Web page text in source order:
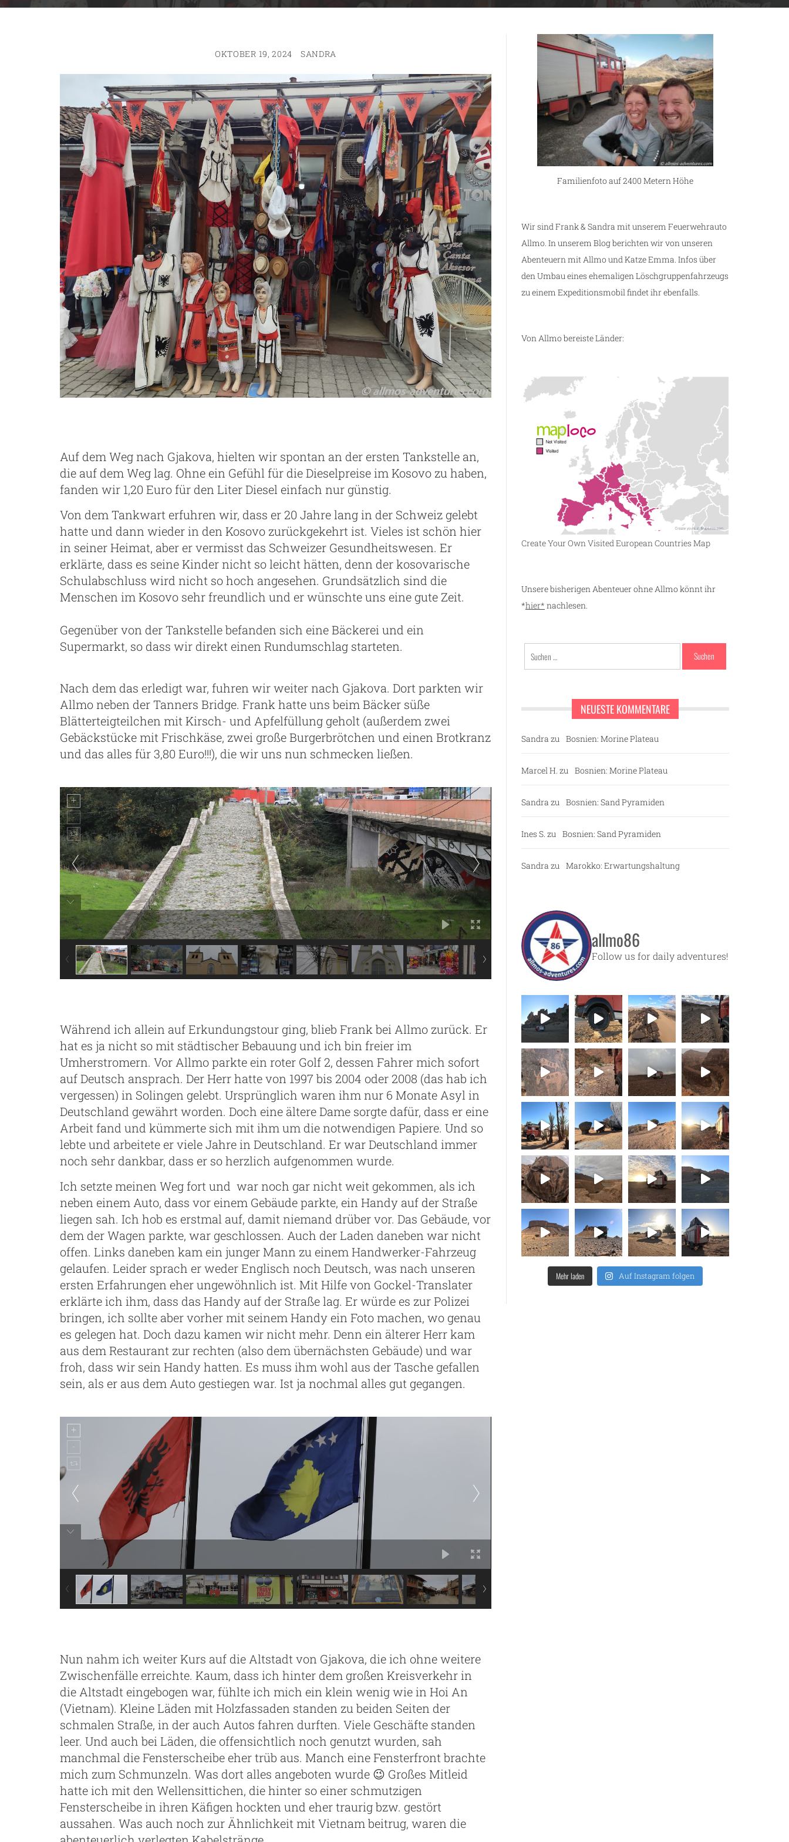
OKTOBER 19, 2024 SANDRA
Auf dem Weg nach Gjakova, hielten wir spontan an der ersten Tankstelle an,
die auf dem Weg lag. Ohne ein Gefühl für die Dieselpreise im Kosovo zu haben,
fanden wir 1,20 Euro für den Liter Diesel einfach nur günstig.
Von dem Tankwart erfuhren wir, dass er 20 Jahre lang in der Schweiz gelebt
hatte und dann wieder in den Kosovo zurückgekehrt ist. Vieles ist schön hier
in seiner Heimat, aber er vermisst das Schweizer Gesundheitswesen. Er
erklärte, dass es seine Kinder nicht so leicht hätten, denn der kosovarische
Schulabschluss wird nicht so hoch angesehen. Grundsätzlich sind die
Menschen im Kosovo sehr freundlich und er wünschte uns eine gute Zeit.
Gegenüber von der Tankstelle befanden sich eine Bäckerei und ein
Supermarkt, so dass wir direkt einen Rundumschlag starteten.
Nach dem das erledigt war, fuhren wir weiter nach Gjakova. Dort parkten wir
Allmo neben der Tanners Bridge. Frank hatte uns beim Bäcker süße
Blätterteigteilchen mit Kirsch- und Apfelfüllung geholt (außerdem zwei
Gebäckstücke mit Frischkäse, zwei große Burgerbrötchen und einen Brotkranz
und das alles für 3,80 Euro!!!), die wir uns nun schmecken ließen.
Während ich allein auf Erkundungstour ging, blieb Frank bei Allmo zurück. Er
hat es ja nicht so mit städtischer Bebauung und ich bin freier im
Umherstromern. Vor Allmo parkte ein roter Golf 2, dessen Fahrer mich sofort
auf Deutsch ansprach. Der Herr hatte von 1997 bis 2004 oder 2008 (das hab ich
vergessen) in Solingen gelebt. Ursprünglich waren ihm nur 6 Monate Asyl in
Deutschland gewährt worden. Doch eine ältere Dame sorgte dafür, dass er eine
Arbeit fand und kümmerte sich mit ihm um die notwendigen Papiere. Und so
lebte und arbeitete er viele Jahre in Deutschland. Er war Deutschland immer
noch sehr dankbar, dass er so herzlich aufgenommen wurde.
Ich setzte meinen Weg fort und war noch gar nicht weit gekommen, als ich
neben einem Auto, dass vor einem Gebäude parkte, ein Handy auf der Straße
liegen sah. Ich hob es erstmal auf, damit niemand drüber vor. Das Gebäude, vor
dem der Wagen parkte, war geschlossen. Auch der Laden daneben war nicht
offen. Links daneben kam ein junger Mann zu einem Handwerker-Fahrzeug
gelaufen. Leider sprach er weder Englisch noch Deutsch, was nach unseren
ersten Erfahrungen eher ungewöhnlich ist. Mit Hilfe von Gockel-Translater
erklärte ich ihm, dass das Handy auf der Straße lag. Er würde es zur Polizei
bringen, ich sollte aber vorher mit seinem Handy ein Foto machen, wo genau
es gelegen hat. Doch dazu kamen wir nicht mehr. Denn ein älterer Herr kam
aus dem Restaurant zur rechten (also dem übernächsten Gebäude) und war
froh, dass wir sein Handy hatten. Es muss ihm wohl aus der Tasche gefallen
sein, als er aus dem Auto gestiegen war. Ist ja nochmal alles gut gegangen.
Nun nahm ich weiter Kurs auf die Altstadt von Gjakova, die ich ohne weitere
Zwischenfälle erreichte. Kaum, dass ich hinter dem großen Kreisverkehr in
die Altstadt eingebogen war, fühlte ich mich ein klein wenig wie in Hoi An
(Vietnam). Kleine Läden mit Holzfassaden standen zu beiden Seiten der
schmalen Straße, in der auch Autos fahren durften. Viele Geschäfte standen
leer. Und auch bei Läden, die offensichtlich noch genutzt wurden, sah
manchmal die Fensterscheibe eher trüb aus. Manch eine Fensterfront brachte
mich zum Schmunzeln. Was dort alles angeboten wurde 😉 Großes Mitleid
hatte ich mit den Wellensittichen, die hinter so einer schmutzigen
Fensterscheibe in ihren Käfigen hockten und eher traurig bzw. gestört
aussahen. Was auch noch zur Ähnlichkeit mit Vietnam beitrug, waren die
Familienfoto auf 2400 Metern Höhe
Wir sind Frank & Sandra mit unserem Feuerwehrauto
Allmo. In unserem Blog berichten wir von unseren
Abenteuern mit Allmo und Katze Emma. Infos über
den Umbau eines ehemaligen Löschgruppenfahrzeugs
zu einem Expeditionsmobil findet ihr ebenfalls.
Von Allmo bereiste Länder:
Create Your Own Visited European Countries Map
Unsere bisherigen Abenteuer ohne Allmo könnt ihr
*hier* nachlesen.
Suchen
nach:
NEUESTE KOMMENTARE
Sandra zu Bosnien: Morine Plateau
Marcel H. zu Bosnien: Morine Plateau
Sandra zu Bosnien: Sand Pyramiden
Ines S. zu Bosnien: Sand Pyramiden
Sandra zu Marokko: Erwartungshaltung
allmo86
Follow us for daily adventures!
Mehr laden Auf Instagram folgen